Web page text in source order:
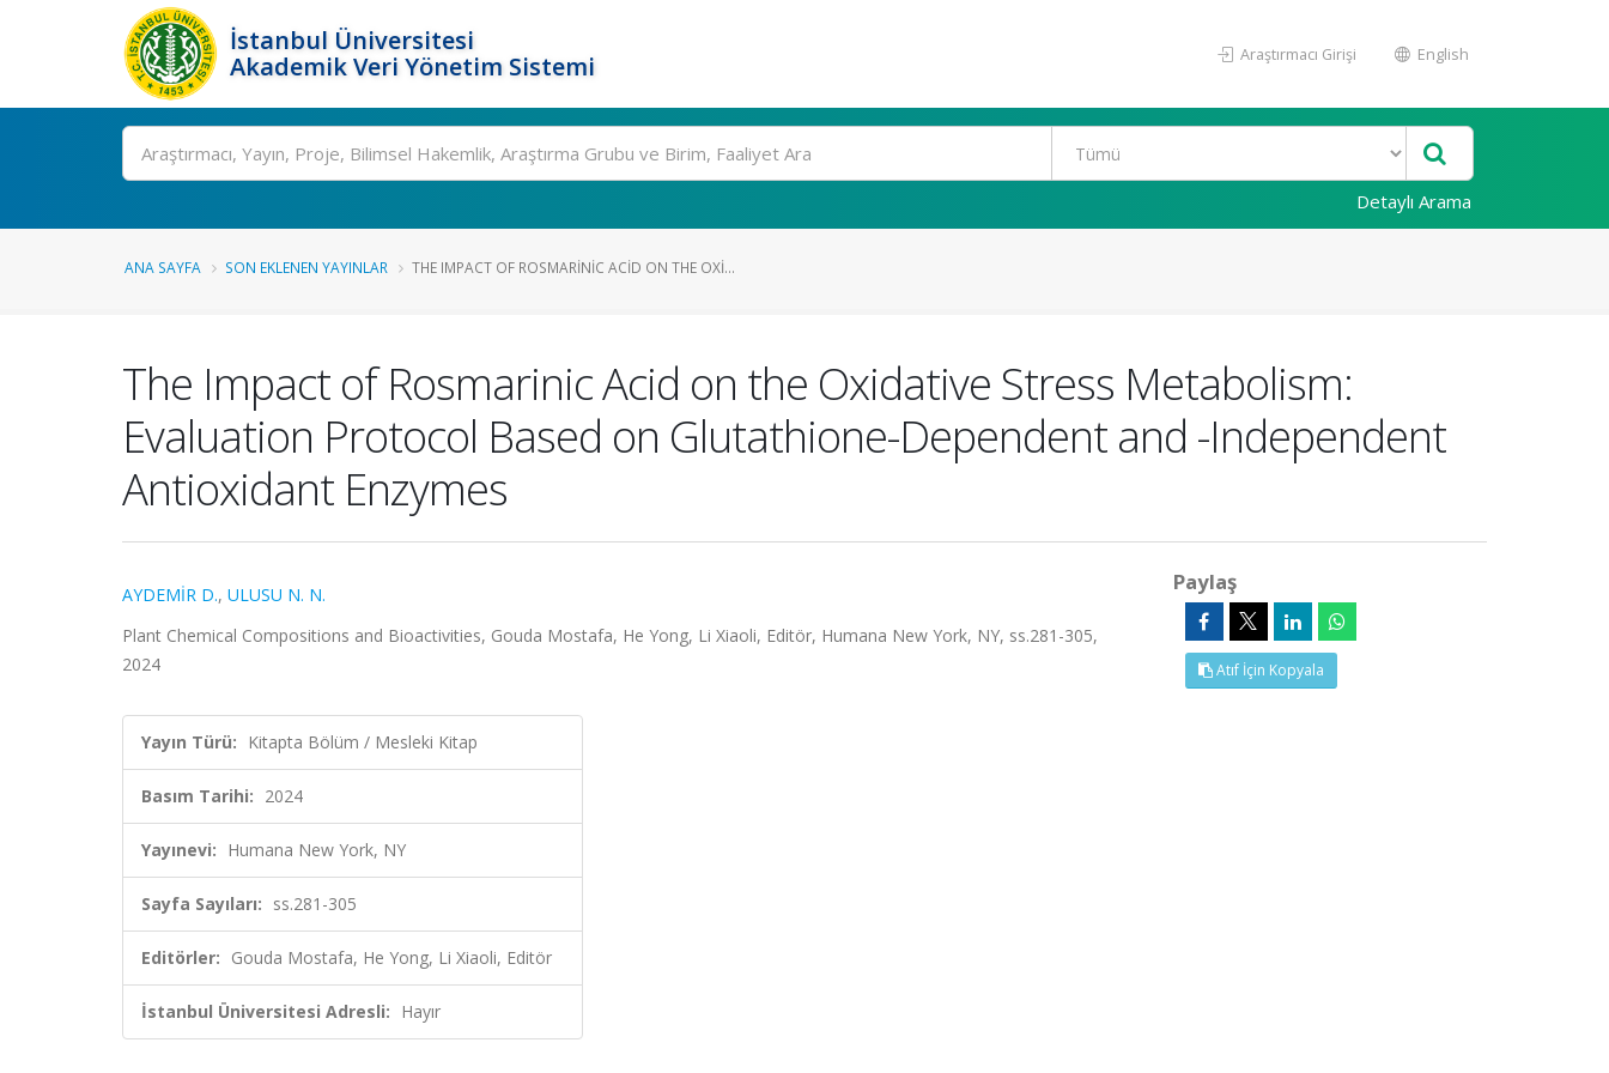
İstanbul Üniversitesi
Akademik Veri Yönetim Sistemi
Araştırmacı Girişi English
Ara
Detaylı Arama
ANA SAYFA SON EKLENEN YAYINLAR THE IMPACT OF ROSMARINIC ACID ON THE OXI...
The Impact of Rosmarinic Acid on the Oxidative Stress Metabolism:
Evaluation Protocol Based on Glutathione-Dependent and -Independent
Antioxidant Enzymes
AYDEMİR D., ULUSU N. N.
Plant Chemical Compositions and Bioactivities, Gouda Mostafa, He Yong, Li Xiaoli, Editör, Humana New York, NY, ss.281-305,
2024
Yayın Türü: Kitapta Bölüm / Mesleki Kitap
Basım Tarihi: 2024
Yayınevi: Humana New York, NY
Sayfa Sayıları: ss.281-305
Editörler: Gouda Mostafa, He Yong, Li Xiaoli, Editör
İstanbul Üniversitesi Adresli: Hayır
Paylaş
Atıf İçin Kopyala